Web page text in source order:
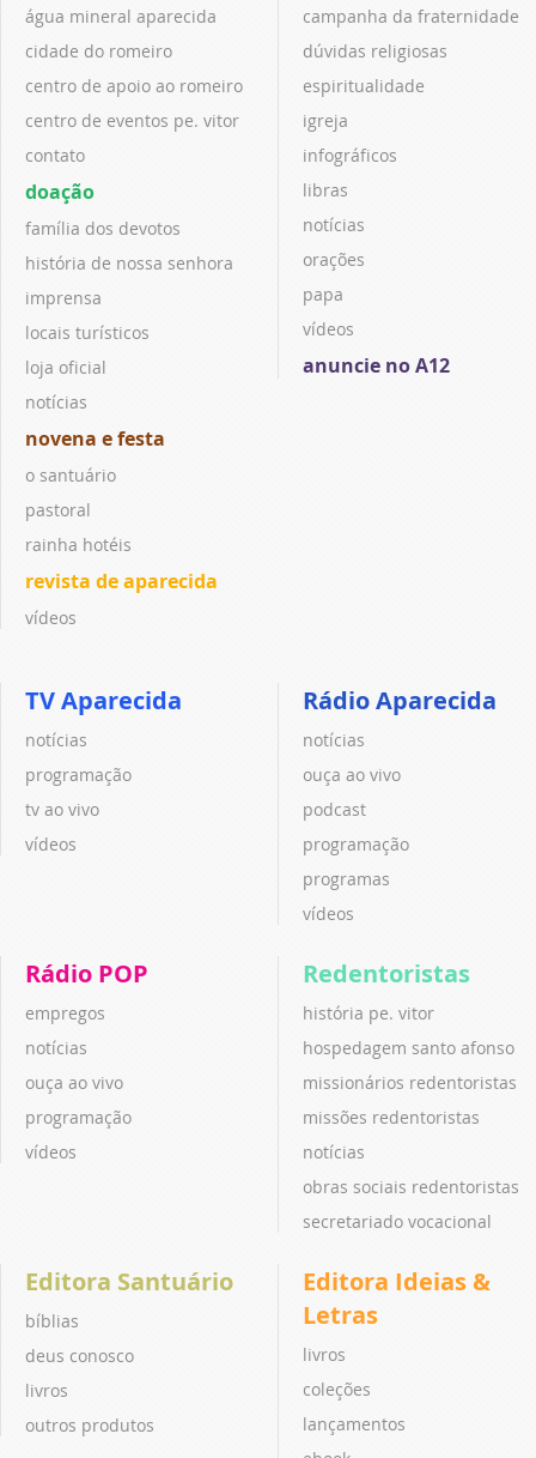
água mineral aparecida
cidade do romeiro
centro de apoio ao romeiro
centro de eventos pe. vitor
contato
doação
família dos devotos
história de nossa senhora
imprensa
locais turísticos
loja oficial
notícias
novena e festa
o santuário
pastoral
rainha hotéis
revista de aparecida
vídeos
campanha da fraternidade
dúvidas religiosas
espiritualidade
igreja
infográficos
libras
notícias
orações
papa
vídeos
anuncie no A12
TV Aparecida
notícias
programação
tv ao vivo
vídeos
Rádio Aparecida
notícias
ouça ao vivo
podcast
programação
programas
vídeos
Rádio POP
empregos
notícias
ouça ao vivo
programação
vídeos
Redentoristas
história pe. vitor
hospedagem santo afonso
missionários redentoristas
missões redentoristas
notícias
obras sociais redentoristas
secretariado vocacional
Editora Santuário
bíblias
deus conosco
livros
outros produtos
Editora Ideias &
Letras
livros
coleções
lançamentos